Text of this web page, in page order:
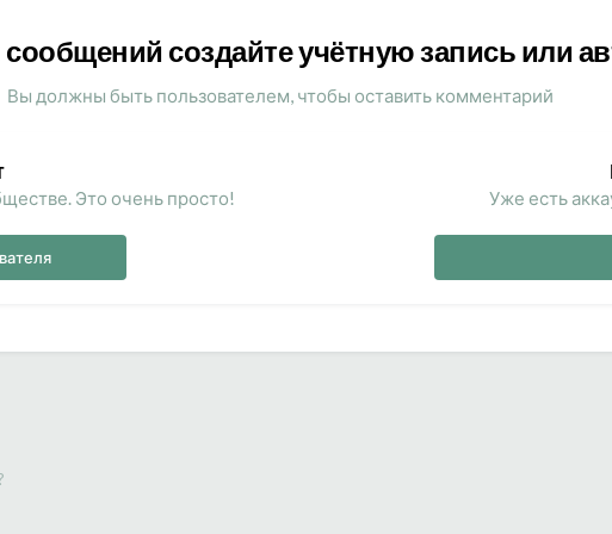
создайте учётную запись или
Вы должны быть пользователем, чтобы оставить комментарий
Это очень просто! Уже есть